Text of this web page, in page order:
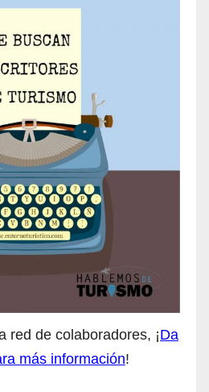
red de colaboradores, ¡Da
más información!